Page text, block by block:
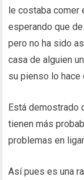
le costaba comer
esperando que
pero no ha sido
casa de alguien
su pienso lo hace
Está demostrado
tienen más
problemas en
Así pues es una